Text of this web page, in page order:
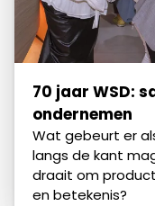
70 jaar WSD:
ondernemen
Wat gebeurt er
langs de kant
draait om
en betekenis?